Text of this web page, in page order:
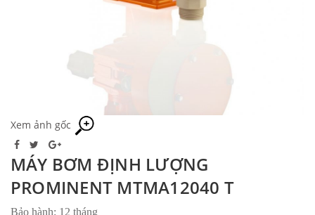
Xem ảnh gốc
MÁY BƠM ĐỊNH LƯỢNG
PROMINENT MTMA12040 T
Bảo hành: 12 tháng